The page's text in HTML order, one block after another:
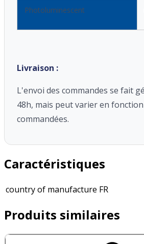
Photoluminescent
Livraison :
L'envoi des commandes se fait
48h, mais peut varier en
commandées.
Caractéristiques
country of manufacture FR
Produits similaires